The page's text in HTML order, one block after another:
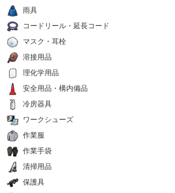
雨具
コードリール・延長コード
マスク・耳栓
溶接用品
理化学用品
安全用品・構内備品
冷房器具
ワークシューズ
作業服
作業手袋
清掃用品
保護具